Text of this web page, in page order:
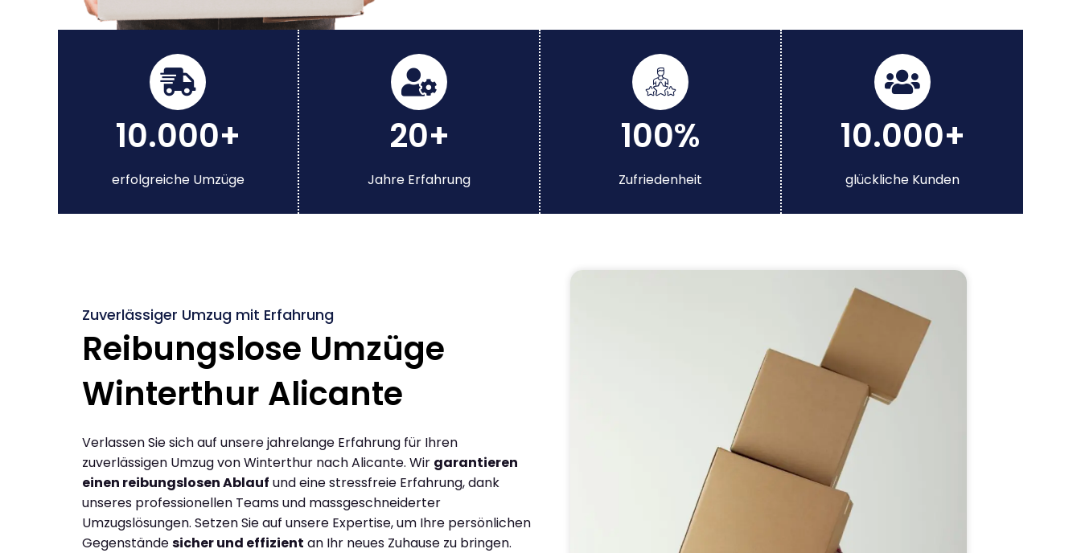
10.000+
erfolgreiche Umzüge
20+
Jahre Erfahrung
100%
Zufriedenheit
10.000+
glückliche Kunden
Zuverlässiger Umzug mit Erfahrung
Reibungslose Umzüge
Winterthur Alicante
Verlassen Sie sich auf unsere jahrelange Erfahrung für Ihren
zuverlässigen Umzug von Winterthur nach Alicante. Wir garantieren
einen reibungslosen Ablauf und eine stressfreie Erfahrung, dank
unseres professionellen Teams und massgeschneiderter
Umzugslösungen. Setzen Sie auf unsere Expertise, um Ihre persönlichen
Gegenständesicher und effizient an Ihr neues Zuhause zu bringen.